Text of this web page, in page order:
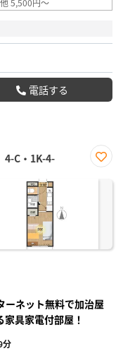
5,500円～
電話する
4-C・1K-4-
に入
ーネット無料で加治屋
具家電付部屋！
分